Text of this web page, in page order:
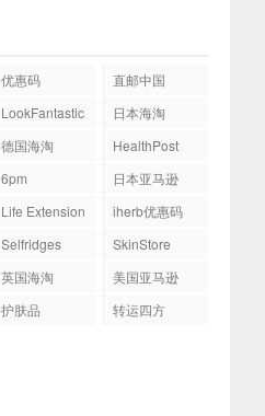
优惠码
直邮中国
LookFantastic
日本海淘
德国海淘
HealthPost
6pm
日本亚马逊
Life Extension
iherb优惠码
Selfridges
SkinStore
英国海淘
美国亚马逊
护肤品 转运四方